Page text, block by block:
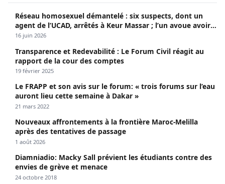
Réseau homosexuel démantelé : six suspects, dont un
agent de l’UCAD, arrêtés à Keur Massar ; l’un avoue avoir
propagé le VIH depuis 2018
16 juin 2026
Transparence et Redevabilité : Le Forum Civil réagit au
rapport de la cour des comptes
19 février 2025
Le FRAPP et son avis sur le forum: « trois forums sur l’eau
auront lieu cette semaine à Dakar »
21 mars 2022
Nouveaux affrontements à la frontière Maroc-Melilla
après des tentatives de passage
1 août 2026
Diamniadio: Macky Sall prévient les étudiants contre des
envies de grève et menace
24 octobre 2018